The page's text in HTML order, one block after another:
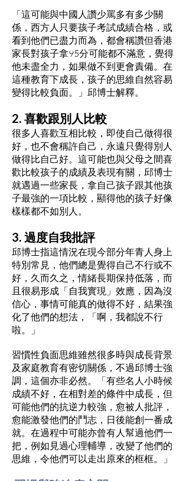
「這可能與中國人讚少罵多有多少關
係，西方人只要孩子考試成績合格，或
看到他們已盡力而為，都會稱讚但香港
家長對孩子拿95分可能都不滿意，覺得
他未盡全力，如果做不到更會責備。在
這種教育下成長，孩子的思維自然容易
變得比較負面。」邱博士解釋。
2. 喜歡跟別人比較
很多人喜歡互相比較，即使自己做得很
好，也不會稱許自己，永遠只覺得別人
做得比自己好。這可能也與父母之間喜
歡比較孩子的成績及表現有關，邱博士
就遇過一些家長，拿自己孩子跟其他孩
子最強的一項比較，顯得他的孩子好像
樣樣都不如別人。
3. 過度自我批評
邱博士指這情況在現今部分年青人身上
特別常見，他們總是覺得自己不行或不
好，久而久之，情緒長期保持低落，而
且很易形成「自我實現」效應，因為沒
信心，事情可能真的做得不好，結果強
化了他們的想法，「啊，我都說不行
啦。」
習慣性負面思維雖然很多時與成長背景
及家庭教育有密切關係，不過邱博士強
調，這個亦非必然。「有些名人小時候
成績不好，在相對差的條件中成長，但
可能他們的抗逆力較強，愈被人批評，
愈能激發他們的鬥志，日後能創一番成
就。在過程中可能亦曾有人幫過他們一
把，例如見過心理輔導，改變了他們的
思維，令他們可以走出原來的框框。」